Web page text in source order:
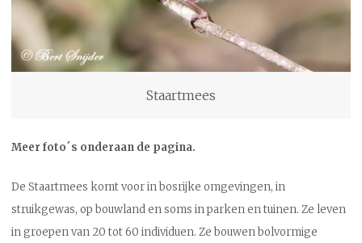
Staartmees
Meer foto´s onderaan de pagina.
De Staartmees komt voor in bosrijke omgevingen, in
struikgewas, op bouwland en soms in parken en tuinen. Ze leven
in groepen van 20 tot 60 individuen. Ze bouwen bolvormige